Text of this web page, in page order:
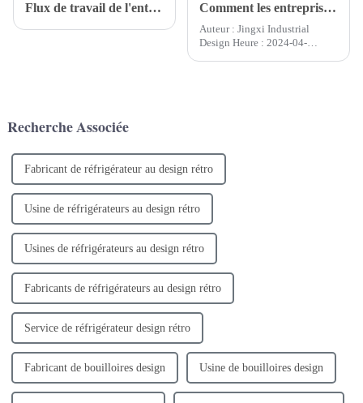
Flux de travail de l'entreprise de conception de produits Comment les entreprises de design industriel planifient-elles le travail de conception de produits ?
Auteur : Jingxi Industrial
Design Heure : 2024-04-
Recherche Associée
Fabricant de réfrigérateur au design rétro
Usine de réfrigérateurs au design rétro
Usines de réfrigérateurs au design rétro
Fabricants de réfrigérateurs au design rétro
Service de réfrigérateur design rétro
Fabricant de bouilloires design Usine de bouilloires design